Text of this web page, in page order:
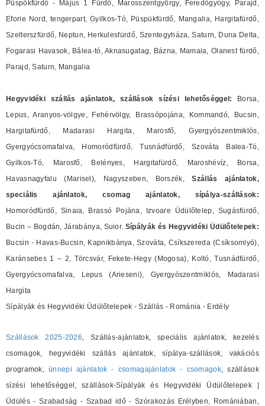
Püspökfürdő - Május 1 Fürdő, Marosszentgyörgy, Feredőgyógy, Parajd,
Eforie Nord, tengerpart, Gyilkos-Tó, Püspükfürdő, Mangalia, Hargitafürdő,
Szelterszfürdő, Neptun, Herkulesfürdő, Szentegyháza, Saturn, Duna Delta,
Fogarasi Havasok, Bâlea-tó, Aknasugatag, Bázna, Mamaia, Olanest fürdő,
Parajd, Saturn, Mangalia
Hegyvidéki szállás ajánlatok, szállások sízési lehetőséggel:
Borsa,
Lepus, Aranyos-völgye, Fehérvölgy, Brassópojána, Kommandó, Bucsin,
Hargitafürdő, Madarasi Hargita, Marosfő, Gyergyószentmiklós,
Gyergyócsomafalva, Homoródfürdő, Tusnádfürdő, Szováta Balea-Tó,
Gyilkos-Tó, Marosfő, Belényes, Hargitafürdő, Maroshévíz, Borsa,
Havasnagyfalu (Marisel), Nagyszeben, Borszék,Szállás ajánlatok,
speciális ajánlatok, csomag ajánlatok, sípálya-szállások:
Homoródfürdő, Sinaia, Brassó Pojána, Izvoare Üdülőtelep, Sugásfürdő,
Bucin – Bogdán, Járabánya, Suior. Sípályák és Hegyvidéki Üdülőtelepek:
Bucsin - Havas-Bucsin, Kapnikbánya, Szováta, Csíkszereda (Csíksomlyó),
Karánsebes 1 – 2, Törcsvár, Fekete-Hegy (Mogosa), Koltó, Tusnádfürdő,
Gyergyócsomafalva, Lepus (Arieseni), Gyergyószentmiklós, Madarasi
Hargita
Sípályák és Hegyvidéki Üdülőtelepek - Szállás - Románia - Erdély
Szállások 2025-2026, Szállás-ajánlatok, speciális ajánlatok, kezelés
csomagok, hegyvidéki szállás ajánlatok, sípálya-szállások, vakációs
programok, ünnepi ajánlatok - csomagajánlatok - csomagok, szállások
sízési lehetőséggel, szállások-Sípályák és Hegyvidéki Üdülőtelepek |
Üdülés - Szabadság - Szabad idő - Szórakozás Erélyben, Romániában,